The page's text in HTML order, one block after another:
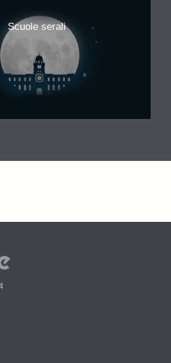
Scuole serali